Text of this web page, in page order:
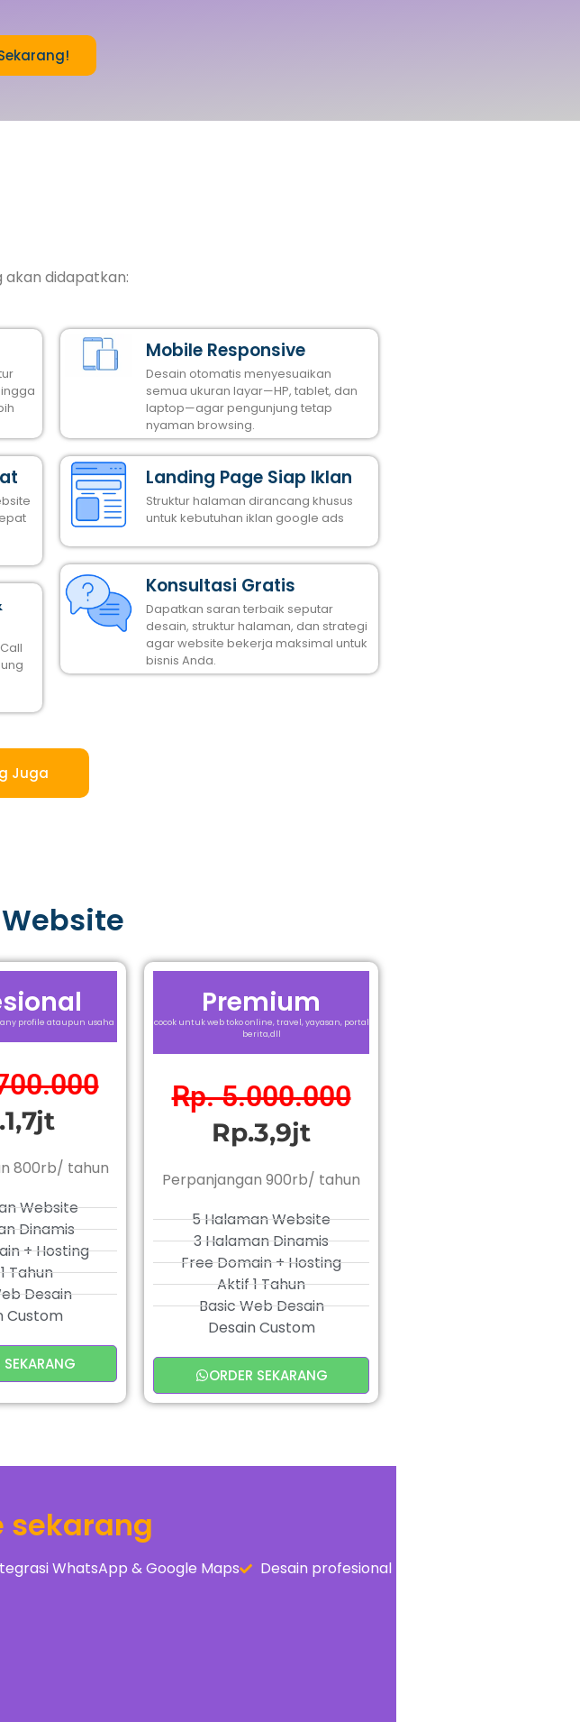
akan didapatkan:
Mobile Responsive
Desain otomatis menyesuaikan
semua ukuran layar—HP, tablet, dan
laptop—agar pengunjung tetap
nyaman browsing.
Landing Page Siap Iklan
Struktur halaman dirancang khusus
untuk kebutuhan iklan google ads
Konsultasi Gratis
Dapatkan saran terbaik seputar
desain, struktur halaman, dan strategi
agar website bekerja maksimal untuk
bisnis Anda.
Juga
profile ataupun usaha
800rb/ tahun
Website
Dinamis
+ Hosting
Tahun
Desain
Custom
SEKARANG
Premium
cocok untuk web toko online, travel, yayasan, portal
berita,dll
Rp. 5.000.000
Rp.3,9jt
Perpanjangan 900rb/ tahun
5 Halaman Website
3 Halaman Dinamis
Free Domain + Hosting
Aktif 1 Tahun
Basic Web Desain
Desain Custom
ORDER SEKARANG
sekarang
WhatsApp & Google Maps
Desain profesional